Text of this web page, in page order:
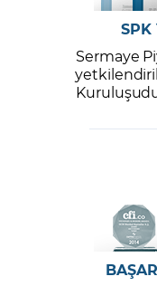
SPK
Sermaye